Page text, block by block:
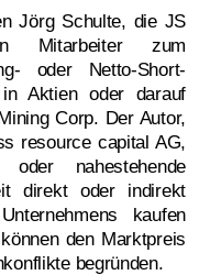
Jörg Schulte, die JS
Mitarbeiter zum
oder Netto-Short-
Aktien oder darauf
Corp. Der Autor,
resource capital AG,
oder nahestehende
direkt oder indirekt
kaufen
den Marktpreis
begründen.